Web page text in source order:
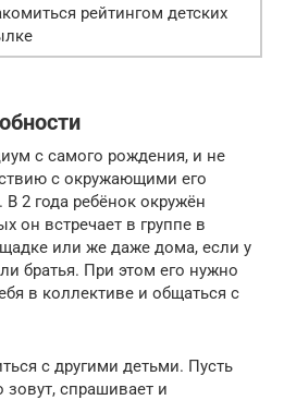
рейтингом детских
с самого рождения, и не
с окружающими его
2 года ребёнок окружён
он встречает в группе в
или же даже дома, если у
братья. При этом его нужно
в коллективе и общаться с
с другими детьми. Пусть
спрашивает и